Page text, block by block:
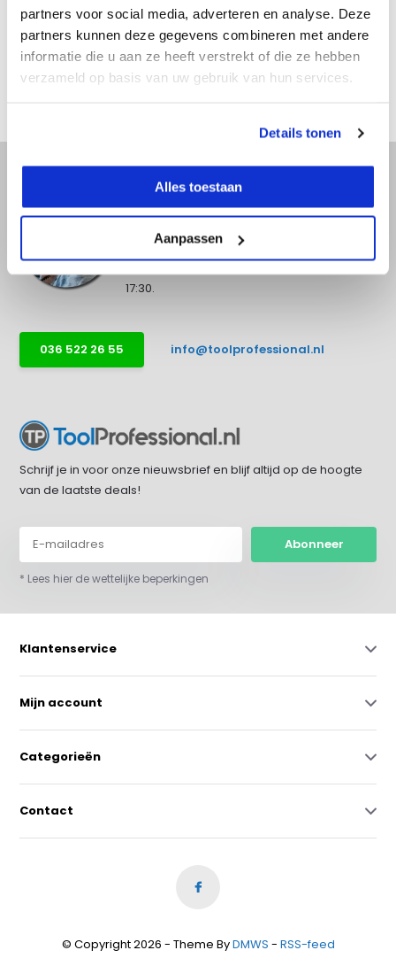
partners voor social media, adverteren en analyse. Deze
partners kunnen deze gegevens combineren met andere
informatie die u aan ze heeft verstrekt of die ze hebben
verzameld op basis van uw gebruik van hun services.
Details tonen
Alles toestaan
Aanpassen
Vergelijk
Advies nodig?
Bel direct met een specialist! Wij zijn
17:30.
036 522 26 55 info@toolprofessional.nl
Schrijf je in voor onze nieuwsbrief en blijf altijd op de hoogte
van de laatste deals!
Abonneer
* Lees hier de wettelijke beperkingen
Klantenservice
Mijn account
Categorieën
Contact
© Copyright 2026 - Theme ByDMWS - RSS-feed